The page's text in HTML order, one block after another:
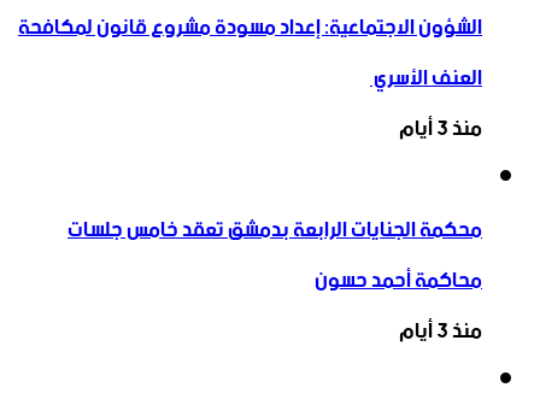
الشؤون الاجتماعية: إعداد مسودة مشروع قانون لمكافحة
العنف الأسري ‏
منذ 3 أيام
محكمة الجنايات الرابعة بدمشق تعقد خامس جلسات
محاكمة أحمد حسون
منذ 3 أيام